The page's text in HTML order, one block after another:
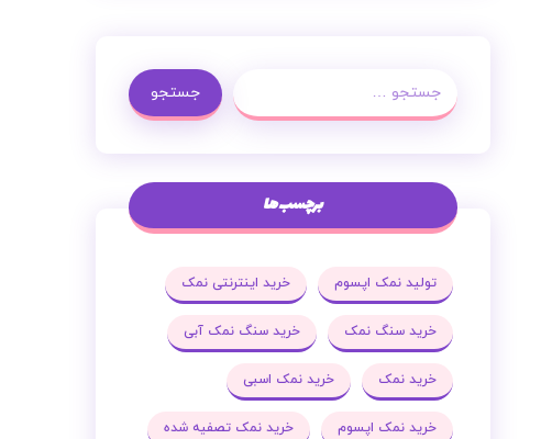
جستجو
برچسب ها
تولید نمک اپسوم خرید اینترنتی نمک
خرید سنگ نمک خرید سنگ نمک آبی
خرید نمک خرید نمک اسبی
خرید نمک اپسوم خرید نمک تصفیه شده